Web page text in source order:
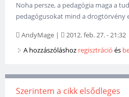
Noha persze, a pedagógia maga a
pedagógusokat mind a drogtörvény
AndyMage | 2012. feb. 27. - 21:32
A hozzászóláshoz regisztráció és
Szerintem a cikk elsődleges